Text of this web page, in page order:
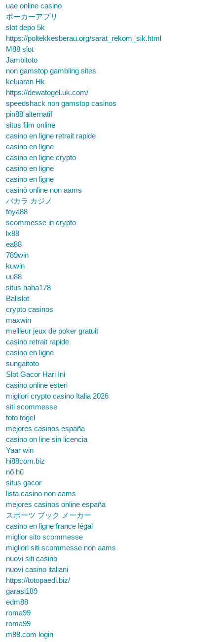
uae online casino
ポーカーアプリ
slot depo 5k
https://poltekkesberau.org/sarat_rekom_sik.html
M88 slot
Jambitoto
non gamstop gambling sites
keluaran Hk
https://dewatogel.uk.com/
speedshack non gamstop casinos
pin88 alternatif
situs film online
casino en ligne retrait rapide
casino en ligne
casino en ligne crypto
casino en ligne
casino en ligne
casinò online non aams
バカラ カジノ
foya88
scommesse in crypto
lx88
ea88
789win
kuwin
uu88
situs haha178
Balislot
crypto casinos
maxwin
meilleur jeux de poker gratuit
casino retrait rapide
casino en ligne
sungaitoto
Slot Gacor Hari Ini
casino online esteri
migliori crypto casino Italia 2026
siti scommesse
toto togel
mejores casinos españa
casino on line sin licencia
Yaar win
hi88com.biz
nổ hũ
situs gacor
lista casino non aams
mejores casinos online españa
スポーツ ブック メーカー
casino en ligne france légal
miglior sito scommesse
migliori siti scommesse non aams
nuovi siti casino
nuovi casino italiani
https://totopaedi.biz/
garasi189
edm88
roma99
roma99
m88.com login